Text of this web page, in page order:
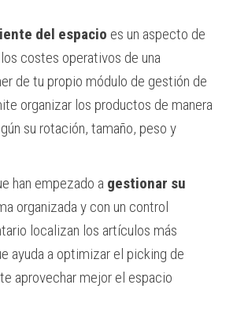
del espacio es un aspecto de
costes operativos de una
de tu propio módulo de gestión de
organizar los productos de manera
su rotación, tamaño, peso y
han empezado a gestionar su
organizada y con un control
localizan los artículos más
ayuda a optimizar el picking de
aprovechar mejor el espacio